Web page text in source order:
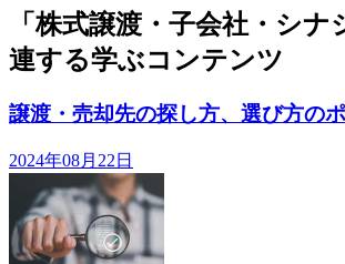
「株式譲渡・子会社・シナ
連する学ぶコンテンツ
譲渡・売却先の探し方、選び方の
2024年08月22日